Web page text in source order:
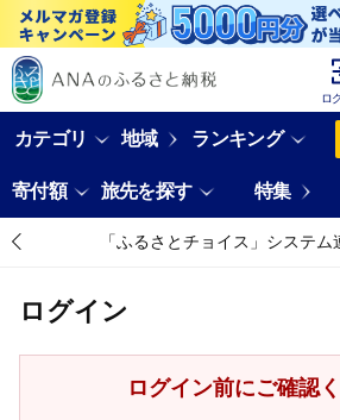
ロ
カテゴリ 地域 ランキング
寄付額 旅先を探す 特集
「ふるさとチョイス」システム
ログイン
ログイン前にご確認